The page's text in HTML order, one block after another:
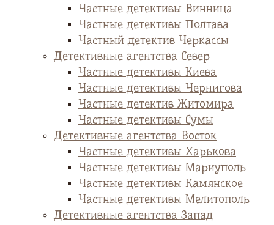
Частные детективы Винница
Частные детективы Полтава
Частный детектив Черкассы
Детективные агентства Север
Частные детективы Киева
Частные детективы Чернигова
Частные детектив Житомира
Частные детективы Сумы
Детективные агентства Восток
Частные детективы Харькова
Частные детективы Мариуполь
Частные детективы Камянское
Частные детективы Мелитополь
Детективные агентства Запад